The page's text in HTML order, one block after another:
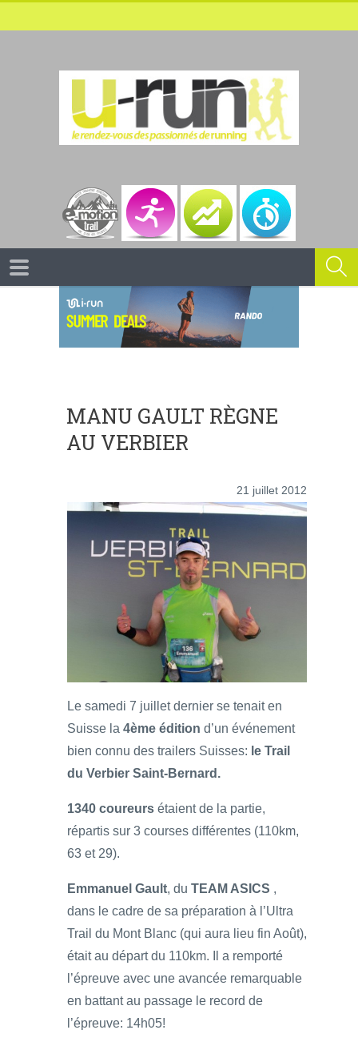
MANU GAULT RÈGNE
AU VERBIER
21 juillet 2012
Le samedi 7 juillet dernier se tenait en
Suisse la 4ème édition d’un événement
bien connu des trailers Suisses: le Trail
du Verbier Saint-Bernard.
1340 coureurs étaient de la partie,
répartis sur 3 courses différentes (110km,
63 et 29).
Emmanuel Gault, du TEAM ASICS ,
dans le cadre de sa préparation à l’Ultra
Trail du Mont Blanc (qui aura lieu fin Août),
était au départ du 110km. Il a remporté
l’épreuve avec une avancée remarquable
en battant au passage le record de
l’épreuve: 14h05!